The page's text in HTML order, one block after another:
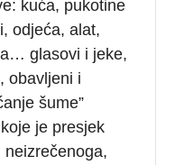
kuća, pukotine
odjeća, alat,
glasovi i jeke,
obavljeni i
šume”
je presjek